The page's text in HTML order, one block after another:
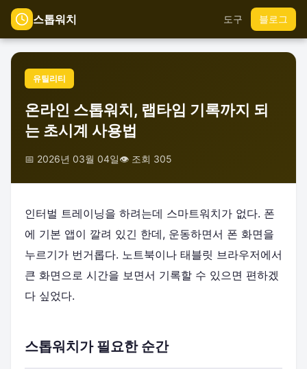
스톱워치 도구 블로그
유틸리티
온라인 스톱워치, 랩타임 기록까지 되
는 초시계 사용법
📅 2026년 03월 04일👁️ 조회 305
인터벌 트레이닝을 하려는데 스마트워치가 없다. 폰
에 기본 앱이 깔려 있긴 한데, 운동하면서 폰 화면을
누르기가 번거롭다. 노트북이나 태블릿 브라우저에서
큰 화면으로 시간을 보면서 기록할 수 있으면 편하겠
다 싶었다.
스톱워치가 필요한 순간